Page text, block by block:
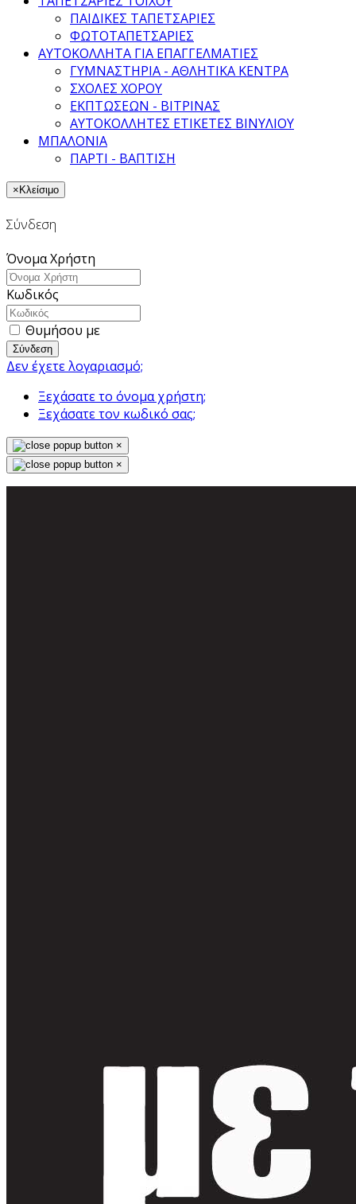
ΠΑΙΔΙΚΕΣ ΤΑΠΕΤΣΑΡΙΕΣ
ΦΩΤΟΤΑΠΕΤΣΑΡΙΕΣ
ΑΥΤΟΚΟΛΛΗΤΑ ΓΙΑ ΕΠΑΓΓΕΛΜΑΤΙΕΣ
ΓΥΜΝΑΣΤΗΡΙΑ - ΑΘΛΗΤΙΚΑ ΚΕΝΤΡΑ
ΣΧΟΛΕΣ ΧΟΡΟΥ
ΕΚΠΤΩΣΕΩΝ - ΒΙΤΡΙΝΑΣ
ΑΥΤΟΚΟΛΛΗΤΕΣ ΕΤΙΚΕΤΕΣ ΒΙΝΥΛΙΟΥ
ΜΠΑΛΟΝΙΑ
ΠΑΡΤΙ - ΒΑΠΤΙΣΗ
× Κλείσιμο
Σύνδεση
Όνομα Χρήστη
Κωδικός
Θυμήσου με
Σύνδεση
Δεν έχετε λογαριασμό;
Ξεχάσατε το όνομα χρήστη;
Ξεχάσατε τον κωδικό σας;
×
×